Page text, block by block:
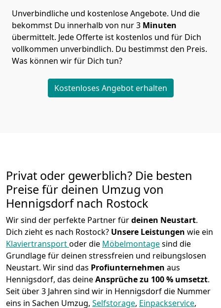
Unverbindliche und kostenlose Angebote. Und die
bekommst Du innerhalb von nur3 Minuten
übermittelt. Jede Offerte ist kostenlos und für Dich
vollkommen unverbindlich. Du bestimmst den Preis.
Was können wir für Dich tun?
Kostenloses Angebot erhalten
Privat oder gewerblich? Die besten
Preise für deinen Umzug von
Hennigsdorf nach Rostock
Wir sind der perfekte Partner fürdeinen Neustart.
Dich zieht es nach Rostock? Unsere Leistungen wie ein
Klaviertransportoder die Möbelmontagesind die
Grundlage für deinen stressfreien und reibungslosen
Neustart. Wir sind das Profiunternehmen aus
Hennigsdorf, das deineAnsprüche zu 100 % umsetzt.
Seit über 3 Jahren sind wir in Hennigsdorf die Nummer
eins in Sachen Umzug, Selfstorage, Einpackservice,